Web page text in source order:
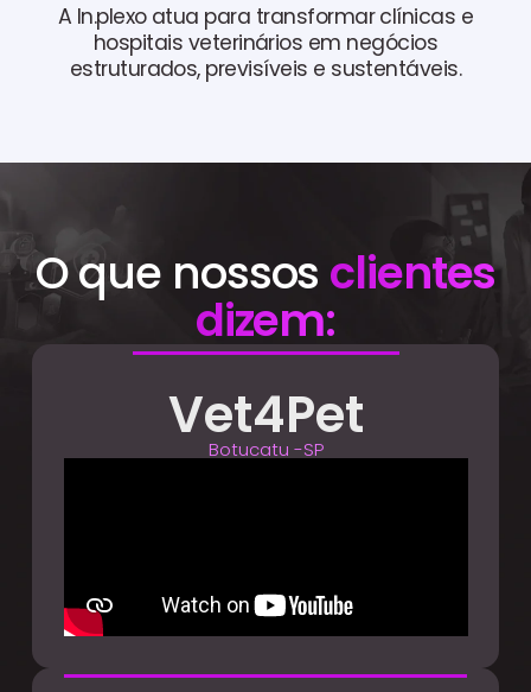
A In.plexo atua para transformar clínicas e
hospitais veterinários em negócios
estruturados, previsíveis e sustentáveis.
O que nossos clientes
dizem:
Vet4Pet
Botucatu -SP